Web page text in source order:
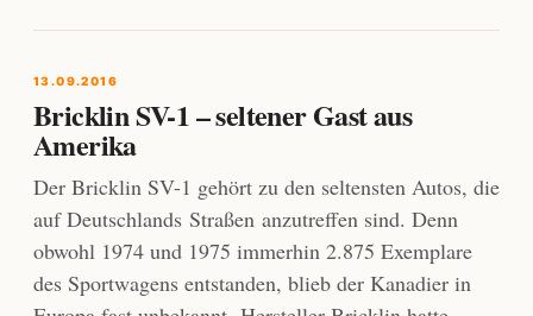
13.09.2016
Bricklin SV-1 – seltener Gast aus
Amerika
Der Bricklin SV-1 gehört zu den seltensten Autos, die
auf Deutschlands Straßen anzutreffen sind. Denn
obwohl 1974 und 1975 immerhin 2.875 Exemplare
des Sportwagens entstanden, blieb der Kanadier in